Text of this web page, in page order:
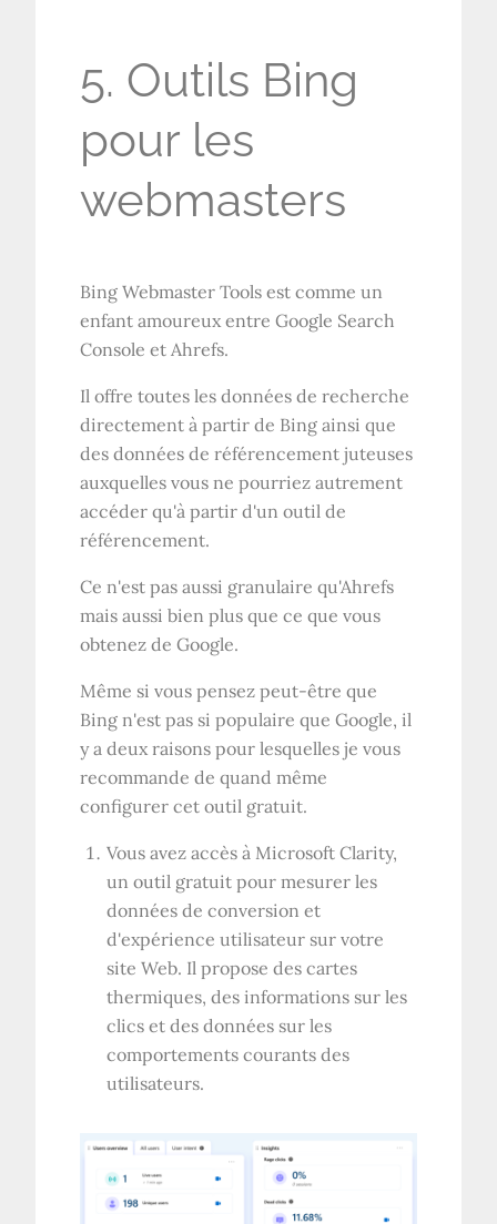
5. Outils Bing
pour les
webmasters
Bing Webmaster Tools est comme un
enfant amoureux entre Google Search
Console et Ahrefs.
Il offre toutes les données de recherche
directement à partir de Bing ainsi que
des données de référencement juteuses
auxquelles vous ne pourriez autrement
accéder qu'à partir d'un outil de
référencement.
Ce n'est pas aussi granulaire qu'Ahrefs
mais aussi bien plus que ce que vous
obtenez de Google.
Même si vous pensez peut-être que
Bing n'est pas si populaire que Google, il
y a deux raisons pour lesquelles je vous
recommande de quand même
configurer cet outil gratuit.
Vous avez accès à Microsoft Clarity,
un outil gratuit pour mesurer les
données de conversion et
d'expérience utilisateur sur votre
site Web. Il propose des cartes
thermiques, des informations sur les
clics et des données sur les
comportements courants des
utilisateurs.